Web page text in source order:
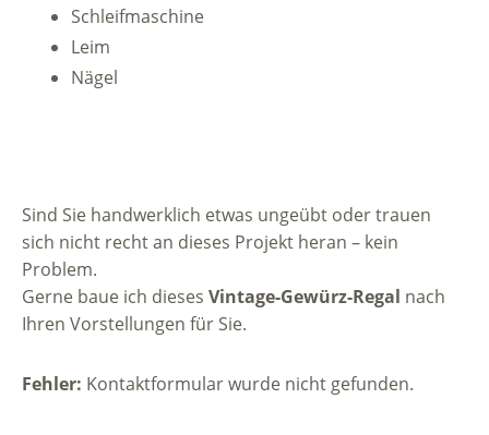
Schleifmaschine
Leim
Nägel
Sind Sie handwerklich etwas ungeübt oder trauen
sich nicht recht an dieses Projekt heran – kein
Problem.
Gerne baue ich dieses Vintage-Gewürz-Regal nach
Ihren Vorstellungen für Sie.
Fehler: Kontaktformular wurde nicht gefunden.